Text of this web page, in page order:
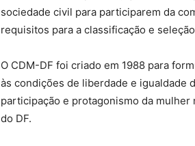
sociedade civil para participarem da
requisitos para a classificação e
O CDM-DF foi criado em 1988 para
às condições de liberdade e igualdade
participação e protagonismo da
do DF.